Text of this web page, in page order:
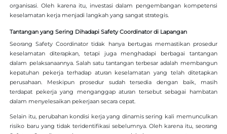
organisasi. Oleh karena itu, investasi dalam pengembangan kompetensi
keselamatan kerja menjadi langkah yang sangat strategis.
Tantangan yang Sering Dihadapi Safety Coordinator di Lapangan
Seorang Safety Coordinator tidak hanya bertugas memastikan prosedur
keselamatan diterapkan, tetapi juga menghadapi berbagai tantangan
dalam pelaksanaannya. Salah satu tantangan terbesar adalah membangun
kepatuhan pekerja terhadap aturan keselamatan yang telah ditetapkan
perusahaan. Meskipun prosedur sudah tersedia dengan baik, masih
terdapat pekerja yang menganggap aturan tersebut sebagai hambatan
dalam menyelesaikan pekerjaan secara cepat.
Selain itu, perubahan kondisi kerja yang dinamis sering kali memunculkan
risiko baru yang tidak teridentifikasi sebelumnya. Oleh karena itu, seorang